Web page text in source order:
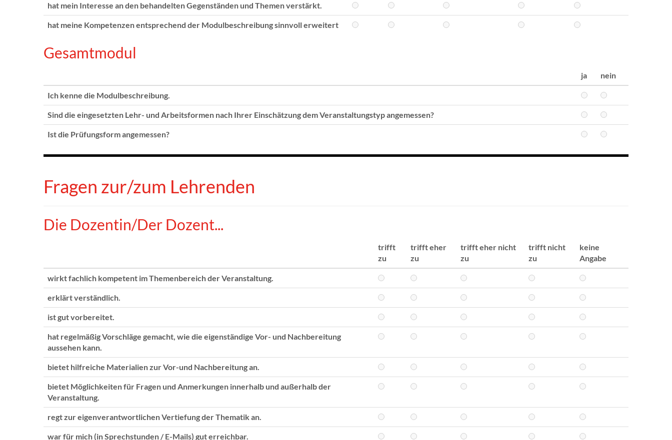
hat mein Interesse an den behandelten Gegenständen und Themen verstärkt.
hat meine Kompetenzen entsprechend der Modulbeschreibung sinnvoll erweitert
Gesamtmodul
ja nein
Ich kenne die Modulbeschreibung.
Sind die eingesetzten Lehr- und Arbeitsformen nach Ihrer Einschätzung dem Veranstaltungstyp angemessen?
Ist die Prüfungsform angemessen?
Fragen zur/zum Lehrenden
Die Dozentin/Der Dozent...
trifft
zu
trifft eher
zu
trifft eher nicht
zu
trifft nicht
zu
keine
Angabe
wirkt fachlich kompetent im Themenbereich der Veranstaltung.
erklärt verständlich.
ist gut vorbereitet.
hat regelmäßig Vorschläge gemacht, wie die eigenständige Vor- und Nachbereitung
aussehen kann.
bietet hilfreiche Materialien zur Vor-und Nachbereitung an.
bietet Möglichkeiten für Fragen und Anmerkungen innerhalb und außerhalb der
Veranstaltung.
regt zur eigenverantwortlichen Vertiefung der Thematik an.
war für mich (in Sprechstunden / E-Mails) gut erreichbar.